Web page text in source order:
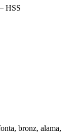
HSS
bronz, alama,